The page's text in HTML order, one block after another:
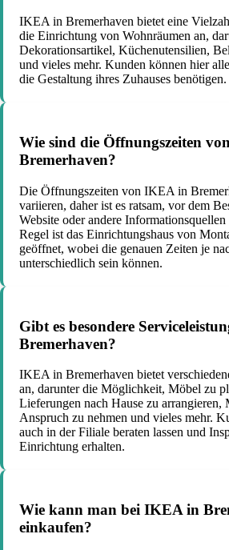
IKEA in Bremerhaven bietet eine
die Einrichtung von Wohnräumen an,
Dekorationsartikel, Küchenutensilien,
und vieles mehr. Kunden können hier
die Gestaltung ihres Zuhauses benötigen.
Wie sind die Öffnungszeiten
Bremerhaven?
Die Öffnungszeiten von IKEA in
variieren, daher ist es ratsam, vor dem
Website oder andere
Regel ist das Einrichtungshaus von
geöffnet, wobei die genauen Zeiten je
unterschiedlich sein können.
Gibt es besondere
Bremerhaven?
IKEA in Bremerhaven bietet
an, darunter die Möglichkeit, Möbel zu
Lieferungen nach Hause zu arrangieren,
Anspruch zu nehmen und vieles mehr.
auch in der Filiale beraten lassen und
Einrichtung erhalten.
Wie kann man bei IKEA in
einkaufen?